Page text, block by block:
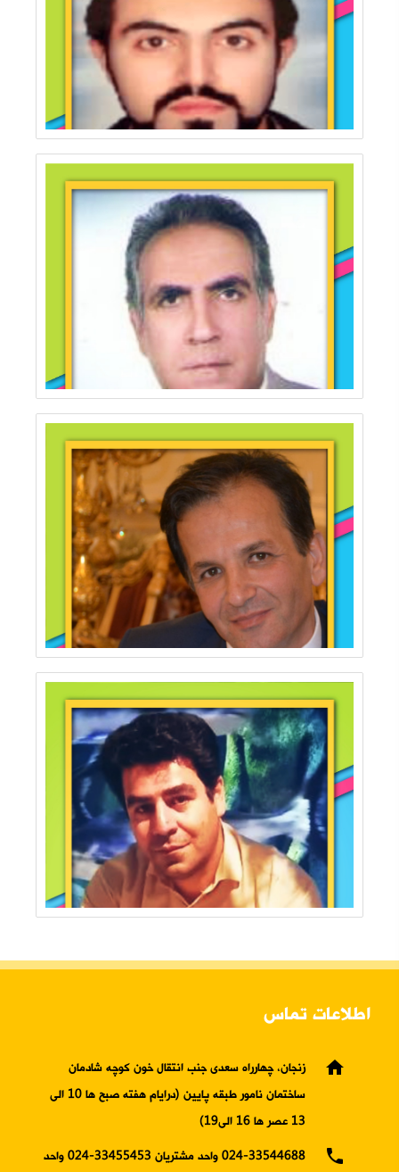
اطلاعات تماس
home
زنجان، چهارراه سعدی جنب انتقال خون کوچه شادمان
ساختمان نامور طبقه پایین (درایام هفته صبح ها 10 الی
13 عصر ها 16 الی19)
phone
024-33544688 واحد مشتریان 33455453-024 واحد